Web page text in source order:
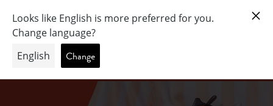
COLLECTION SOLAIRE